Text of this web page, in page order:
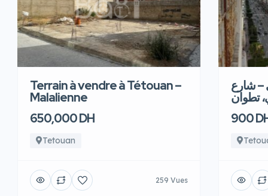
Terrain à vendre à Tétouan –
Malalienne
650,000 DH
Tetouan
259 Vues
– شارع
تطوان
900